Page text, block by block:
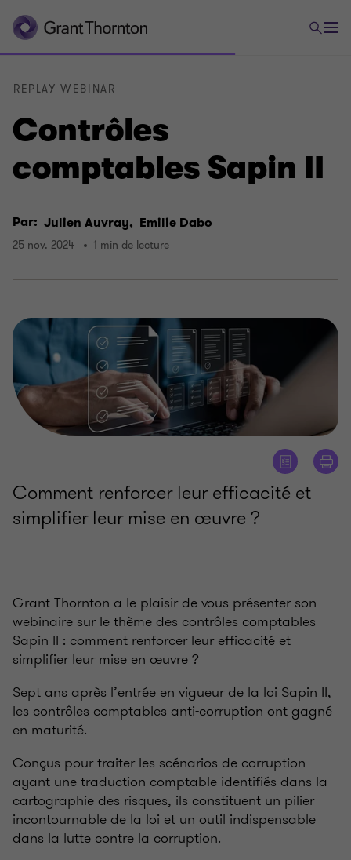
Contrôles
comptables Sapin II
REPLAY WEBINAR
Par: Julien Auvray, Emilie Dabo
25 nov. 2024 1 min de lecture
Comment renforcer leur efficacité et
simplifier leur mise en œuvre ?
Grant Thornton a le plaisir de vous présenter son
webinaire sur le thème des contrôles comptables
Sapin II : comment renforcer leur efficacité et
simplifier leur mise en œuvre?
Sept ans après l’entrée en vigueur de la loi Sapin II,
les contrôles comptables anti-corruption ont gagné
en maturité.
Conçus pour traiter les scénarios de corruption
ayant une traduction comptable identifiés dans la
cartographie des risques, ils constituent un pilier
incontournable de la loi et un outil indispensable
dans la lutte contre la corruption.